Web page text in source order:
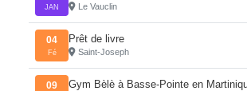
JAN Le Vauclin
04
Fé
Prêt de livre
Saint-Joseph
09 Gym Bèlè à Basse-Pointe en